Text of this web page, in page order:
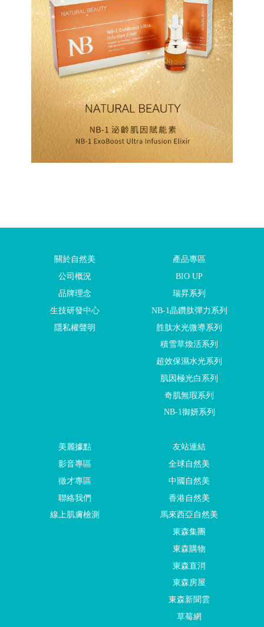
關於自然美
公司概況
品牌理念
生技研發中心
隱私權聲明
產品專區
BIO UP
瑞昇系列
NB-1晶鑽肽彈力系列
胜肽水光微導系列
積雪草煥活系列
超效保濕水光系列
肌因極光白系列
奇肌無瑕系列
NB-1御妍系列
美麗據點
影音專區
徵才專區
聯絡我們
線上肌膚檢測
友站連結
全球自然美
中國自然美
香港自然美
馬來西亞自然美
東森集團
東森購物
東森直消
東森房屋
東森新聞雲
草莓網